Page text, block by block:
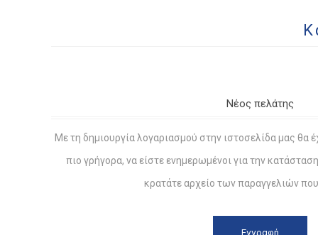
Νέος πελάτης
Με τη δημιουργία λογαριασμού στην ιστοσελίδα μας θα
πιο γρήγορα, να είστε ενημερωμένοι για την
κρατάτε αρχείο των παραγγελιών που